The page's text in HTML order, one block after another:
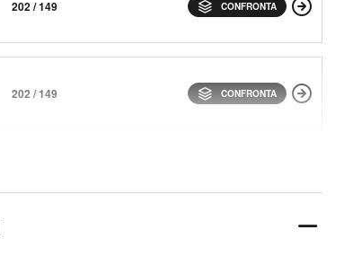
202 / 149 CONFRONTA
202 / 149 CONFRONTA